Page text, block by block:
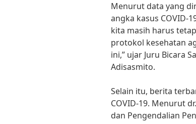
Menurut data yang
angka kasus COVID-
kita masih harus
protokol kesehatan
ini,” ujar Juru Bicara
Adisasmito.
Selain itu, berita
COVID-19. Menurut
dan Pengendalian